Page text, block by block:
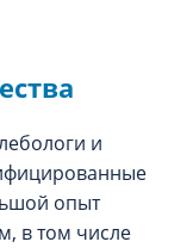
и
опыт
в том числе